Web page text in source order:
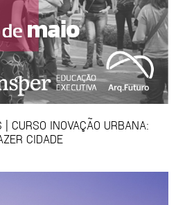
| CURSO INOVAÇÃO URBANA:
CIDADE